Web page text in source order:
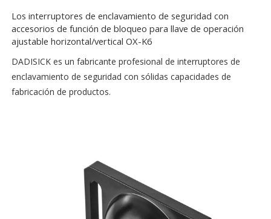
Los interruptores de enclavamiento de seguridad con
accesorios de función de bloqueo para llave de operación
ajustable horizontal/vertical OX-K6
DADISICK es un fabricante profesional de interruptores de
enclavamiento de seguridad con sólidas capacidades de
fabricación de productos.